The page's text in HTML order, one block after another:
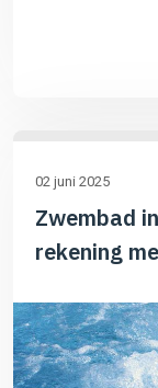
02 juni 2025
Zwembad
rekening